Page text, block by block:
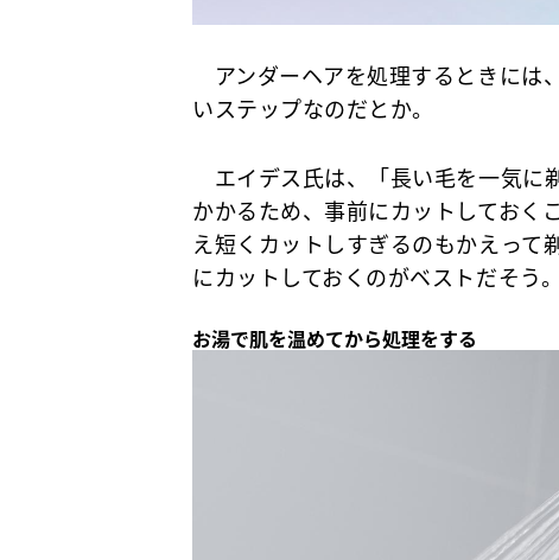
アンダーヘアを処理するときには
いステップなのだとか。
エイデス氏は、「長い毛を一気に
かかるため、事前にカットしておく
え短くカットしすぎるのもかえって
にカットしておくのがベストだそう。
お湯で肌を温めてから処理をする